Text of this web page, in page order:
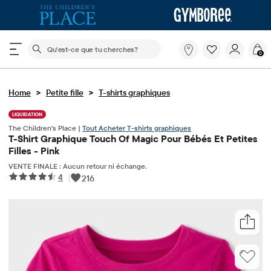
Le champ de recherche ci-dessous filtre les
Qu'est-
que
cherches?
0
Home > Petite fille > T-shirts graphiques
LIQUIDATION
The Children's Place | Tout Acheter T-shirts graphiques
T-Shirt Graphique Touch Of Magic Pour Bébés Et Petites
Filles - Pink
VENTE FINALE : Aucun retour ni échange.
4 | 216